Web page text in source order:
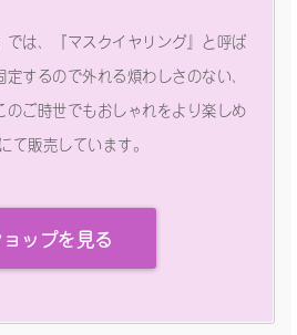
は、『マスクイヤリング』と呼ば
するので外れる煩わしさのない、
のご時世でもおしゃれをより楽しめ
て販売しています。
ョップを見る